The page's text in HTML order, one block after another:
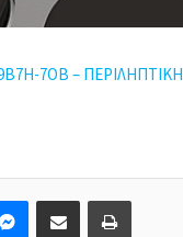
7ΟΒ – ΠΕΡΙΛΗΠΤΙΚΗ